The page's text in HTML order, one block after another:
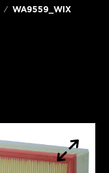
WA9559_WIX